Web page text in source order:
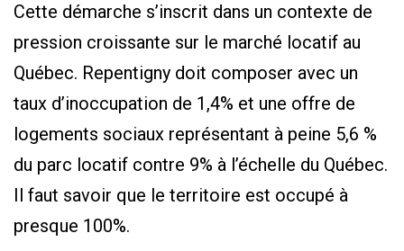
Cette démarche s’inscrit dans un contexte de
pression croissante sur le marché locatif au
Québec. Repentigny doit composer avec un
taux d’inoccupation de 1,4% et une offre de
logements sociaux représentant à peine 5,6 %
du parc locatif contre 9% à l’échelle du Québec.
Il faut savoir que le territoire est occupé à
presque 100%.